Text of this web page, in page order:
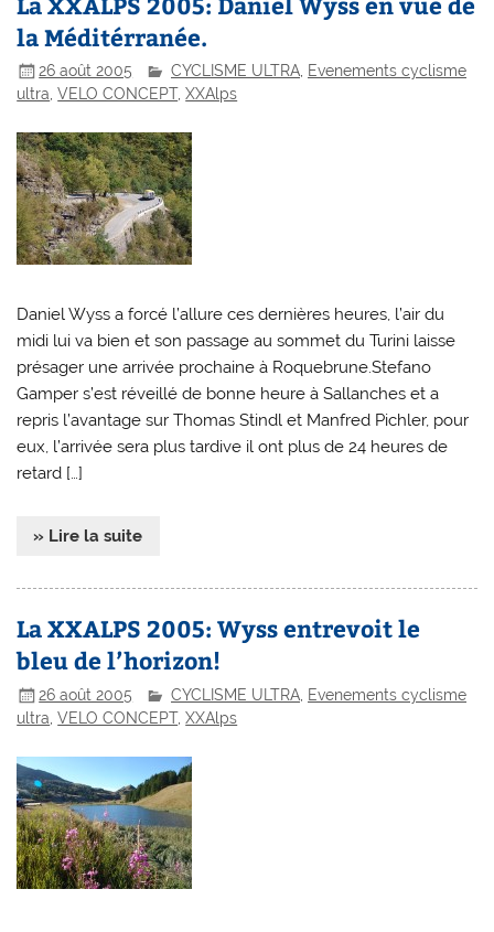
la Méditérranée.
26 août 2005 CYCLISME ULTRA Evenements cyclisme
ultra,VELO CONCEPT,XXAlps
Daniel Wyss a forcé l’allure ces dernières heures, l’air du
midi lui va bien et son passage au sommet du Turini laisse
présager une arrivée prochaine à Roquebrune.Stefano
Gamper s’est réveillé de bonne heure à Sallanches et a
repris l’avantage sur Thomas Stindl et Manfred Pichler, pour
eux, l’arrivée sera plus tardive il ont plus de 24 heures de
retard […]
» Lire la suite
La XXALPS 2005: Wyss entrevoit le
bleu de l’horizon!
26 août 2005 CYCLISME ULTRA Evenements cyclisme
ultra,VELO CONCEPT,XXAlps